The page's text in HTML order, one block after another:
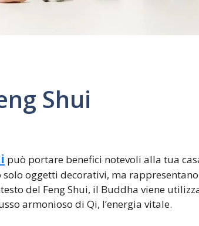
Shui
può portare benefici notevoli alla tua
oggetti decorativi, ma
del Feng Shui, il Buddha viene
armonioso di Qi, l’energia vitale.